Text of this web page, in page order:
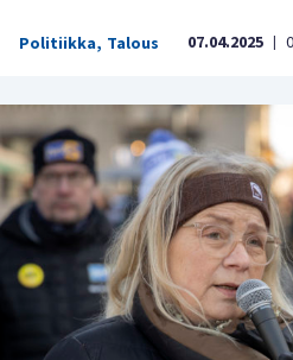
Politiikka, Talous 07.04.2025 |